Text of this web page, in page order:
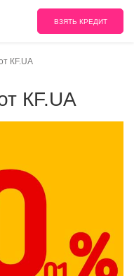
ВЗЯТЬ КРЕДИТ
КF.UA
КF.UA